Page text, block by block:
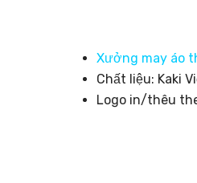
Xưởng may áo
Chất liệu: Kaki
Logo in/thêu